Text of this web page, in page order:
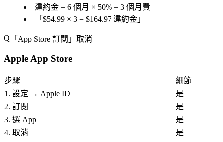
違約金 = 6 個月 × 50% = 3 個月費
「 $54.99 × 3 = $164.97 違約金 」
「 App Store 訂閱 」取消
Apple App Store
步驟
細節
1. 設定 → Apple ID
是
2. 訂閱
是
3. 選 App
是
4. 取消
是